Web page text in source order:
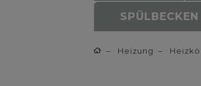
SPÜLBECKEN
Heizung